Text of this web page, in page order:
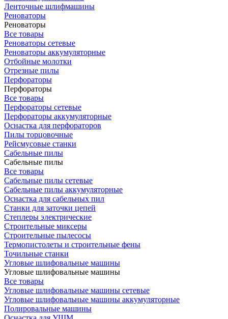
Ленточные шлифмашины
Реноваторы
Реноваторы
Все товары
Реноваторы сетевые
Реноваторы аккумуляторные
Отбойные молотки
Отрезные пилы
Перфораторы
Перфораторы
Все товары
Перфораторы сетевые
Перфораторы аккумуляторные
Оснастка для перфораторов
Пилы торцовочные
Рейсмусовые станки
Сабельные пилы
Сабельные пилы
Все товары
Сабельные пилы сетевые
Сабельные пилы аккумуляторные
Оснастка для сабельных пил
Станки для заточки цепей
Степлеры электрические
Строительные миксеры
Строительные пылесосы
Термопистолеты и строительные фены
Точильные станки
Угловые шлифовальные машины
Угловые шлифовальные машины
Все товары
Угловые шлифовальные машины сетевые
Угловые шлифовальные машины аккумуляторные
Полировальные машины